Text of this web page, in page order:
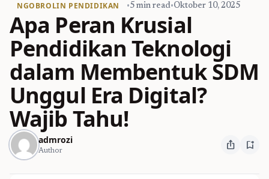
NGOBROLIN PENDIDIKAN •5 min read•Oktober 10, 2025
Apa Peran Krusial
Pendidikan Teknologi
dalam Membentuk SDM
Unggul Era Digital?
Wajib Tahu!
admrozi
Author ios_share bookmark_add